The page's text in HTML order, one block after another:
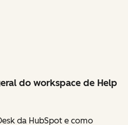
do workspace de Help
da HubSpot e como